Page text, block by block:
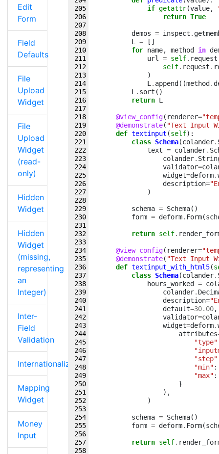
Edit
Form
Field
Defaults
File
Upload
Widget
File
Upload
Widget
(read-
only)
Hidden
Widget
Hidden
Widget
(missing,
representing
an
Integer)
Inter-
Field
Validation
Internationalization
Mapping
Widget
Money
Input
if getattr(value,
return True
demos = inspect .
L
=
[]
for name, method in
url
= self. request
self. request .
)
L . append ((method .
L . sort ()
return L
@view_config( renderer=
@demonstrate( "Text Input
def textinput (self):
class Schema(colander.
text = colander.
colander.
validator=
widget=deform.
description=
)
schema = Schema()
form = deform. Form(
return self.
@view_config( renderer=
@demonstrate( "Text Input
def textinput_with_html5(
class Schema(colander.
hours_worked
=
colander.
description=
default=30.00,
validator=
widget=deform.
attributes
"type"
"step"
"min" :
"max" :
}
),
)
schema = Schema()
form = deform. Form(
return self.